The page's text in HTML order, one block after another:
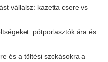
vállalsz: kazetta csere vs
pótporlasztók ára és
és a töltési szokásokra a